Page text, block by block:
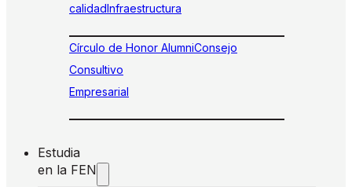
calidadInfraestructura
Círculo de Honor AlumniConsejo
Consultivo
Empresarial
Estudia
en la FEN